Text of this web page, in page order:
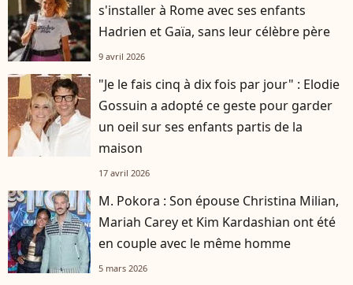
s'installer à Rome avec ses enfants
Hadrien et Gaïa, sans leur célèbre père
9 avril 2026
"Je le fais cinq à dix fois par jour" : Elodie
Gossuin a adopté ce geste pour garder
un oeil sur ses enfants partis de la
maison
17 avril 2026
M. Pokora : Son épouse Christina Milian,
Mariah Carey et Kim Kardashian ont été
en couple avec le même homme
5 mars 2026